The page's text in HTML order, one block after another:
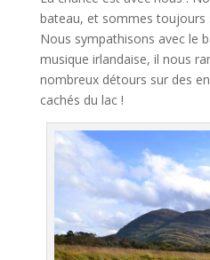
bateau, et sommes toujours
Nous sympathisons avec le
musique irlandaise, il nous
nombreux détours sur des
cachés du lac !